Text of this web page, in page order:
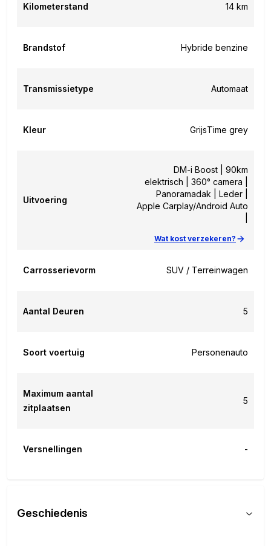
Kilometerstand 14 km
Brandstof Hybride benzine
Transmissietype Automaat
Kleur GrijsTime grey
Uitvoering
DM-i Boost | 90km
elektrisch | 360° camera |
Panoramadak | Leder |
Apple Carplay/Android Auto
Wat kost verzekeren?
Carrosserievorm SUV / Terreinwagen
Aantal Deuren 5
Soort voertuig Personenauto
Maximum aantal
zitplaatsen
5
Versnellingen -
Geschiedenis